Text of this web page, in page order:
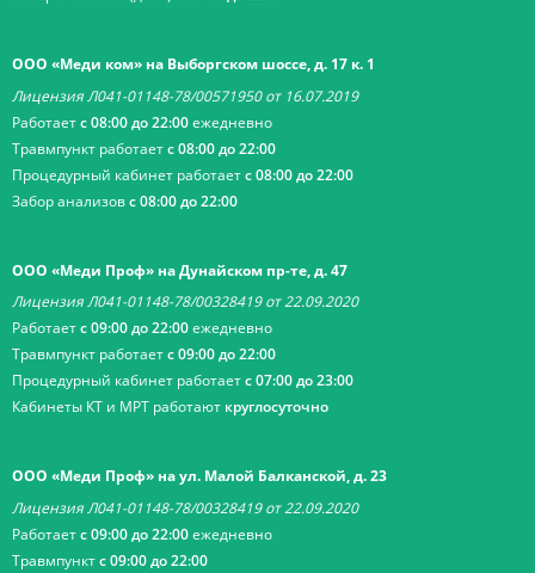
ООО «Меди ком» на Выборгском шоссе, д. 17 к. 1
Лицензия Л041-01148-78/00571950 от 16.07.2019
Работаетс 08:00 до 22:00ежедневно
Травмпункт работаетс 08:00 до 22:00
Процедурный кабинет работаетс 08:00 до 22:00
Забор анализовс 08:00 до 22:00
ООО «Меди Проф» на Дунайском пр-те, д. 47
Лицензия Л041-01148-78/00328419 от 22.09.2020
Работаетс 09:00 до 22:00ежедневно
Травмпункт работаетс 09:00 до 22:00
Процедурный кабинет работаетс 07:00 до 23:00
Кабинеты КТ и МРТ работают круглосуточно
ООО «Меди Проф» на ул. Малой Балканской, д. 23
Лицензия Л041-01148-78/00328419 от 22.09.2020
Работаетс 09:00 до 22:00ежедневно
Травмпунктс 09:00 до 22:00